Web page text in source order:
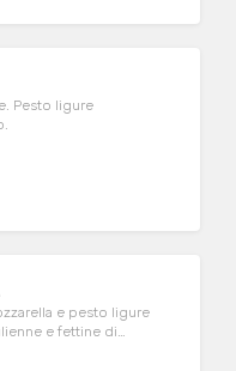
Pesto ligure
e pesto ligure
e fettine di